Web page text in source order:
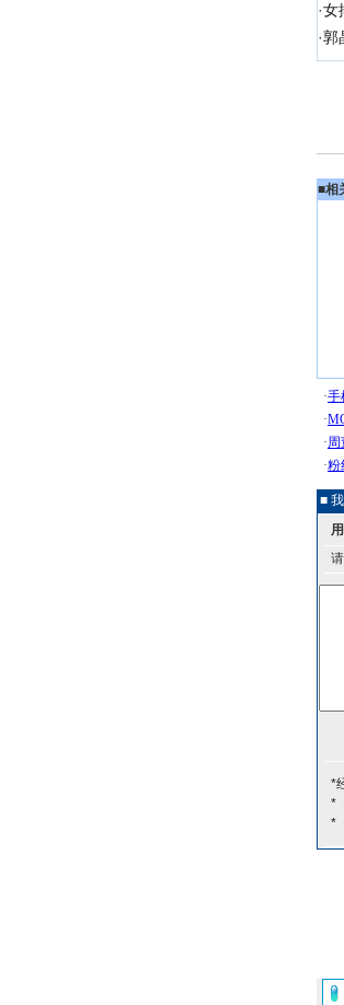
·女
·郭
■相
■
*
*
*